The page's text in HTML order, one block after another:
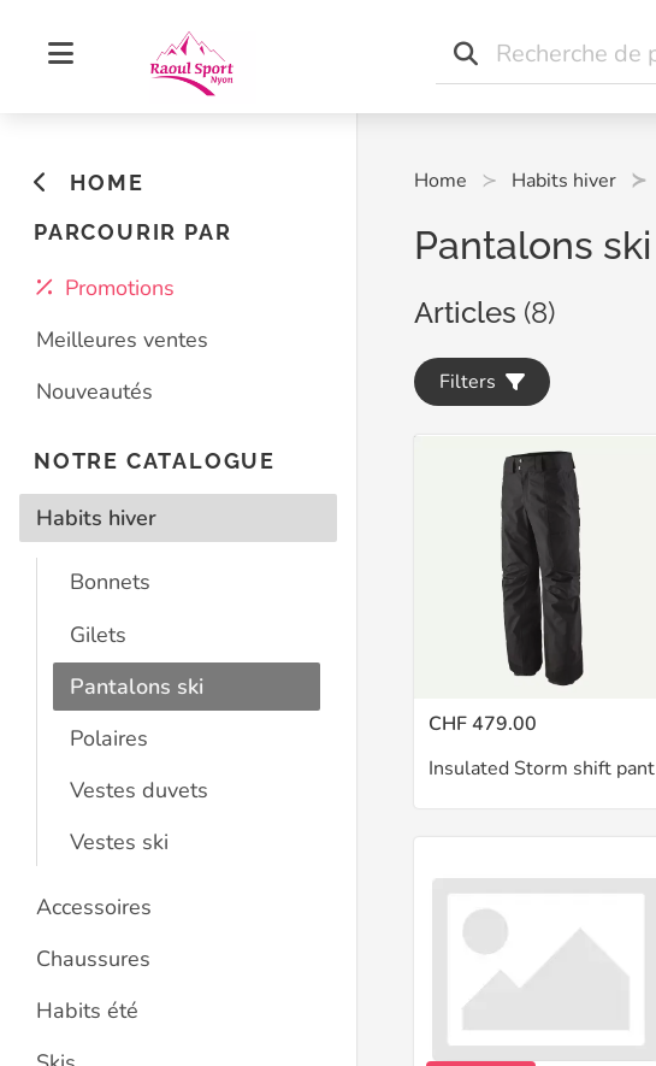
HOME
PARCOURIR PAR
Promotions
Meilleures ventes
Nouveautés
NOTRE CATALOGUE
Habits hiver
Bonnets
Gilets
Pantalons ski
Polaires
Vestes duvets
Vestes ski
Accessoires
Chaussures
Habits été
Home Habits hiver
Pantalons ski
Articles (8)
Filters
CHF 479.00
Insulated Storm shift pant